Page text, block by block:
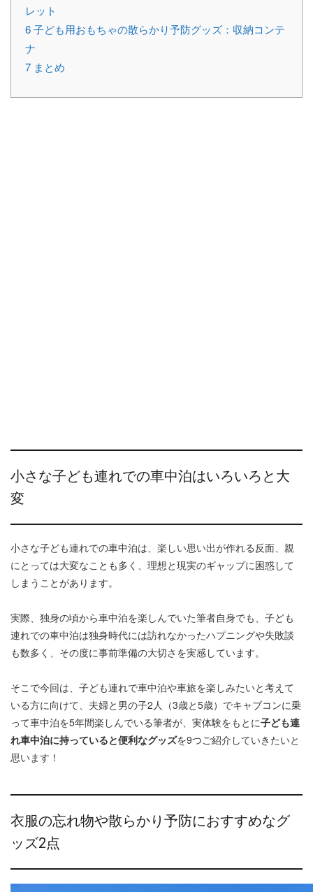
レット
6子ども用おもちゃの散らかり予防グッズ：収納コンテ
ナ
7 まとめ
小さな子ども連れでの車中泊はいろいろと大
変
小さな子ども連れでの車中泊は、楽しい思い出が作れる反面、親
にとっては大変なことも多く、理想と現実のギャップに困惑して
しまうことがあります。
実際、独身の頃から車中泊を楽しんでいた筆者自身でも、子ども
連れでの車中泊は独身時代には訪れなかったハプニングや失敗談
も数多く、その度に事前準備の大切さを実感しています。
そこで今回は、子ども連れで車中泊や車旅を楽しみたいと考えて
いる方に向けて、夫婦と男の子2人（3歳と5歳）でキャブコンに乗
って車中泊を5年間楽しんでいる筆者が、実体験をもとに子ども連
れ車中泊に持っていると便利なグッズを9つご紹介していきたいと
思います！
衣服の忘れ物や散らかり予防におすすめなグ
ッズ2点